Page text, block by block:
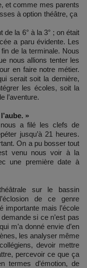
et comme mes parents
à option théâtre, ça
de la 6° à la 3° ; on était
a paru évidente. Les
de la terminale. Nous
nous allions tenter les
en faire notre métier.
serait soit la dernière,
les écoles, soit la
l’aventure.
»
a filé les clefs de
jusqu’à 21 heures.
On a pu bosser tout
venu nous voir à la
une première date à
sur le bassin
de ce genre
importante mais l’école
si ce n’est pas
m’a donné envie d’en
les analyser même
devoir mettre
percevoir ce que ça
termes d’émotion, de